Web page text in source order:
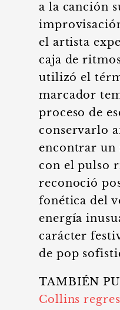
a la canción
el artista
caja de
utilizó el
marcador
proceso de
conservarlo
encontrar un
con el pulso
reconoció
fonética del
energía
carácter
de pop
TAMBIÉN
Collins